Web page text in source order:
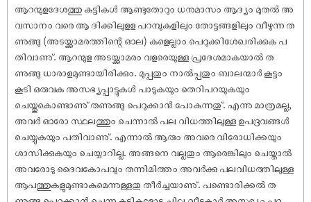
ആറന്മുളദേശത്തു കുട്ടികൾ ആണ്ടുതോറും ധനുമാസം ആദ്യം മുതൽ അ
വസാനം വരെ ആ ദിക്കിലുളള പറമ്പുകളിലും തോട്ടങ്ങളിലും വീഴുന്ന ത
ണുങ്ങു (അടയ്ക്കാമരത്തിന്റെ ഓല) കളെല്ലാം പെറുക്കിശേഖരിക്കുക പ
തിവാണു്. ആറന്മുള അടയ്ക്കാമരം വളരെയുള്ള പ്രദേശമാകയാൽ ത
ണുങ്ങു ധാരാളമുണ്ടായിരിക്കും. മുപ്പതും നാൽപ്പതും ബാലന്മാർ കൂട്ടം
കൂടി ഒരുവക അസഭ്യപ്പാട്ടുകൾ പാടുകയും തെറിപറയുകയും
ചെയ്തുകൊണ്ടാണു് തണുങ്ങു പെറുക്കാൻ പോകുന്നതു്. എന്നു മാത്രമല്ല,
അവർ ഓരോ സ്ഥലത്തും ചെന്നാൽ പല വിധത്തിലുള്ള ഉപദ്രവങ്ങൾ
ചെയ്യുകയും പതിവാണു്. എന്നാൽ ആരും അവരെ വിരോധിക്കയും
ശാസിക്കുകയും ചെയ്യാറില്ല. അങ്ങനെ വല്ലതും ആരെങ്കിലും ചെയ്താൽ
അവരോടു ദൈവകോപവും തന്നിമിത്തം അവർക്കു പലവിധത്തിലുള്ള
ആപത്തുകളുമുണ്ടാകുമെന്നുള്ളതു തീർച്ചയാണു്. പണ്ടൊരിക്കൽ ത